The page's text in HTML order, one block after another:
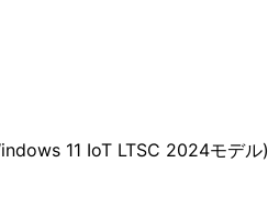
11 IoT LTSC 2024モデル)